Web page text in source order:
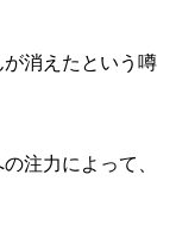
消えたという噂
注力によって、